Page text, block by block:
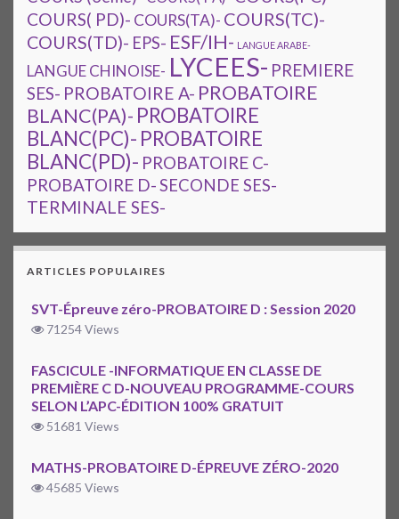
COURS( PD)- COURS(TA)- COURS(TC)-
COURS(TD)- EPS- ESF/IH- LANGUE ARABE-
LANGUE CHINOISE- LYCEES- PREMIERE
SES- PROBATOIRE A- PROBATOIRE
BLANC(PA)- PROBATOIRE
BLANC(PC)- PROBATOIRE
BLANC(PD)- PROBATOIRE C-
PROBATOIRE D-SECONDE SES-
TERMINALE SES-
ARTICLES POPULAIRES
SVT-Épreuve zéro-PROBATOIRE D : Session 2020
71254 Views
FASCICULE -INFORMATIQUE EN CLASSE DE
PREMIÈRE C D-NOUVEAU PROGRAMME-COURS
SELON L’APC-ÉDITION 100% GRATUIT
51681 Views
MATHS-PROBATOIRE D-ÉPREUVE ZÉRO-2020
45685 Views